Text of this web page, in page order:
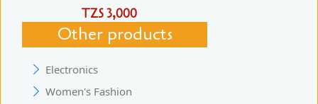
TZS 3,000
Other products
Electronics
Women's Fashion